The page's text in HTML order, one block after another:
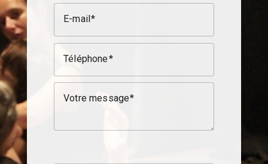
E-mail
Téléphone
Votre message